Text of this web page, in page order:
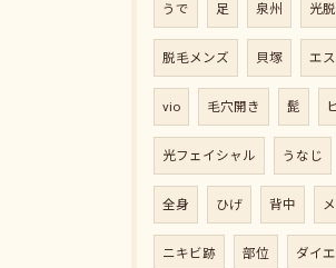
うで 足 泉州 光
脱毛メンズ 貝塚 エ
vio 毛穴開き 髭
光フェイシャル うなじ
全身 ひげ 背中
ニキビ跡 部位 ダイ